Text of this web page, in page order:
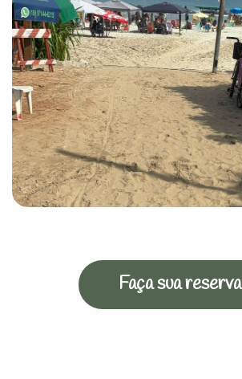
Faça sua reserva